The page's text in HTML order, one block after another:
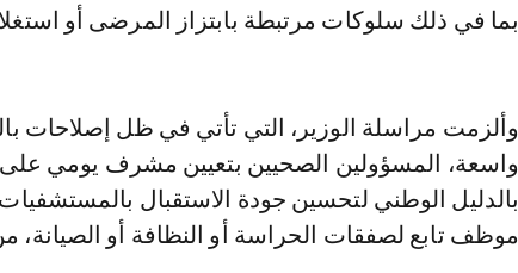
بما في ذلك سلوكات مرتبطة بابتزاز المرضى أو
وألزمت مراسلة الوزير، التي تأتي في ظل إصلاحات
واسعة، المسؤولين الصحيين بتعيين مشرف يومي على
بالدليل الوطني لتحسين جودة الاستقبال
موظف تابع لصفقات الحراسة أو النظافة أو الصيانة، من